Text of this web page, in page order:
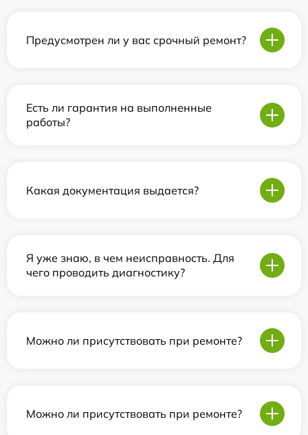
Предусмотрен ли у вас срочный ремонт?
Есть ли гарантия на выполненные
работы?
Какая документация выдается?
Я уже знаю, в чем неисправность. Для
чего проводить диагностику?
Можно ли присутствовать при ремонте?
Можно ли присутствовать при ремонте?